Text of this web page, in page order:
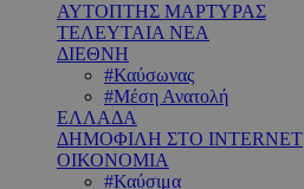
ΑΥΤΟΠΤΗΣ ΜΑΡΤΥΡΑΣ
ΤΕΛΕΥΤΑΙΑ ΝΕΑ
ΔΙΕΘΝΗ
#Καύσωνας
#Μέση Ανατολή
ΕΛΛΑΔΑ
ΔΗΜΟΦΙΛΗ ΣΤΟ INTERNET
ΟΙΚΟΝΟΜΙΑ
#Καύσιμα